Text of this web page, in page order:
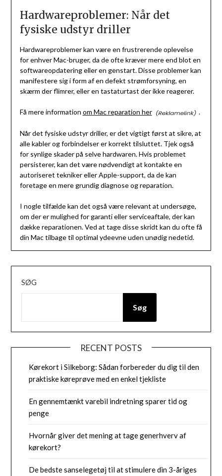
Hardwareproblemer: Når det
fysiske udstyr driller
Hardwareproblemer kan være en frustrerende oplevelse
for enhver Mac-bruger, da de ofte kræver mere end blot en
softwareopdatering eller en genstart. Disse problemer kan
manifestere sig i form af en defekt strømforsyning, en
skærm der flimrer, eller en tastaturtast der ikke reagerer.
Få mere information om Mac reparation her .
Når det fysiske udstyr driller, er det vigtigt først at sikre, at
alle kabler og forbindelser er korrekt tilsluttet. Tjek også
for synlige skader på selve hardwaren. Hvis problemet
persisterer, kan det være nødvendigt at kontakte en
autoriseret tekniker eller Apple-support, da de kan
foretage en mere grundig diagnose og reparation.
I nogle tilfælde kan det også være relevant at undersøge,
om der er mulighed for garanti eller serviceaftale, der kan
dække reparationen. Ved at tage disse skridt kan du ofte få
din Mac tilbage til optimal ydeevne uden unødig nedetid.
SØG
Søg
RECENT POSTS
Kørekort i Silkeborg: Sådan forbereder du dig til den
praktiske køreprøve med en enkel tjekliste
En gennemtænkt varebil indretning sparer tid og
penge
Hvornår giver det mening at tage generhverv af
kørekort?
De bedste sanselegetøj til at stimulere din 3-åriges